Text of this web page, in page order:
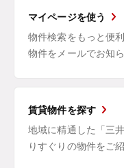
マイページを使う
物件検索をもっと便
物件をメールでお知ら
賃貸物件を探す
地域に精通した「三
りすぐりの物件をご